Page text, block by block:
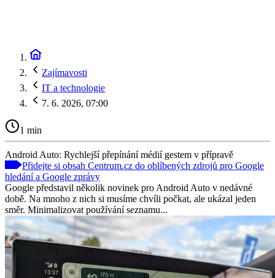
Zajímavosti
IT a technologie
7. 6. 2026, 07:00
1 min
Android Auto: Rychlejší přepínání médií gestem v přípravě
Přidejte si obsah Centrum.cz do oblíbených zdrojů pro Google
hledání a Google zprávy
Google představil několik novinek pro Android Auto v nedávné
době. Na mnoho z nich si musíme chvíli počkat, ale ukázal jeden
směr. Minimalizovat používání seznamu...